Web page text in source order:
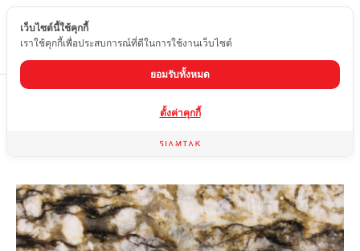
TH
หินแกรนิต
เว็บไซต์นี้ใช้คุกกี้
เราใช้คุกกี้เพื่อประสบการณ์ที่ดีในการใช้งานเว็บไซต์
ยอมรับทั้งหมด
ตั้งค่าคุกกี้